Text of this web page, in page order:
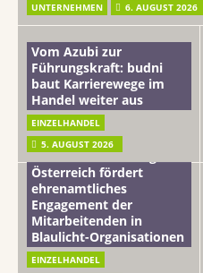
UNTERNEHMEN 6. AUGUST 2026
Vom Azubi zur
Führungskraft: budni
baut Karrierewege im
Handel weiter aus
EINZELHANDEL
5. AUGUST 2026
mehr vom leben tag: dm
Österreich fördert
ehrenamtliches
Engagement der
Mitarbeitenden in
Blaulicht-Organisationen
EINZELHANDEL